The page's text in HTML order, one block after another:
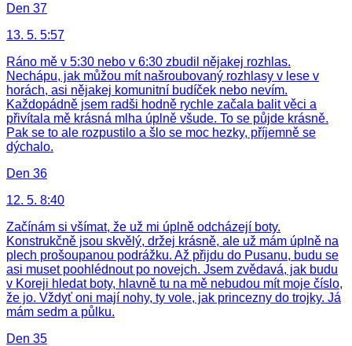
Den 37
13. 5. 5:57
Ráno mě v 5:30 nebo v 6:30 zbudil nějakej rozhlas.
Nechápu, jak můžou mít našroubovaný rozhlasy v lese v
horách, asi nějakej komunitní budíček nebo nevím.
Každopádně jsem radši hodně rychle začala balit věci a
přivítala mě krásná mlha úplně všude. To se půjde krásně.
Pak se to ale rozpustilo a šlo se moc hezky, příjemně se
dýchalo.
Den 36
12. 5. 8:40
Začínám si všímat, že už mi úplně odcházejí boty.
Konstrukčně jsou skvělý, držej krásně, ale už mám úplně na
plech prošoupanou podrážku. Až přijdu do Pusanu, budu se
asi muset poohlédnout po novejch. Jsem zvědavá, jak budu
v Koreji hledat boty, hlavně tu na mě nebudou mít moje číslo,
že jo. Vždyť oni mají nohy, ty vole, jak princezny do trojky. Já
mám sedm a půlku.
Den 35